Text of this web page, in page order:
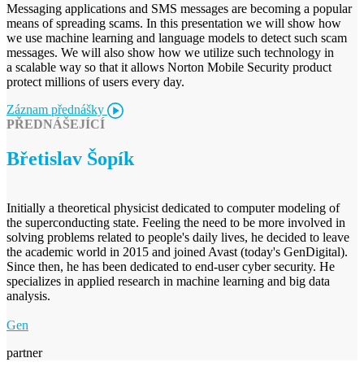
Messaging applications and SMS messages are becoming a popular
means of spreading scams. In this presentation we will show how
we use machine learning and language models to detect such scam
messages. We will also show how we utilize such technology in
a scalable way so that it allows Norton Mobile Security product
protect millions of users every day.
Záznam přednášky
PŘEDNÁŠEJÍCÍ
Břetislav Šopík
Initially a theoretical physicist dedicated to computer modeling of
the superconducting state. Feeling the need to be more involved in
solving problems related to people's daily lives, he decided to leave
the academic world in 2015 and joined Avast (today's GenDigital).
Since then, he has been dedicated to end-user cyber security. He
specializes in applied research in machine learning and big data
analysis.
Gen
partner